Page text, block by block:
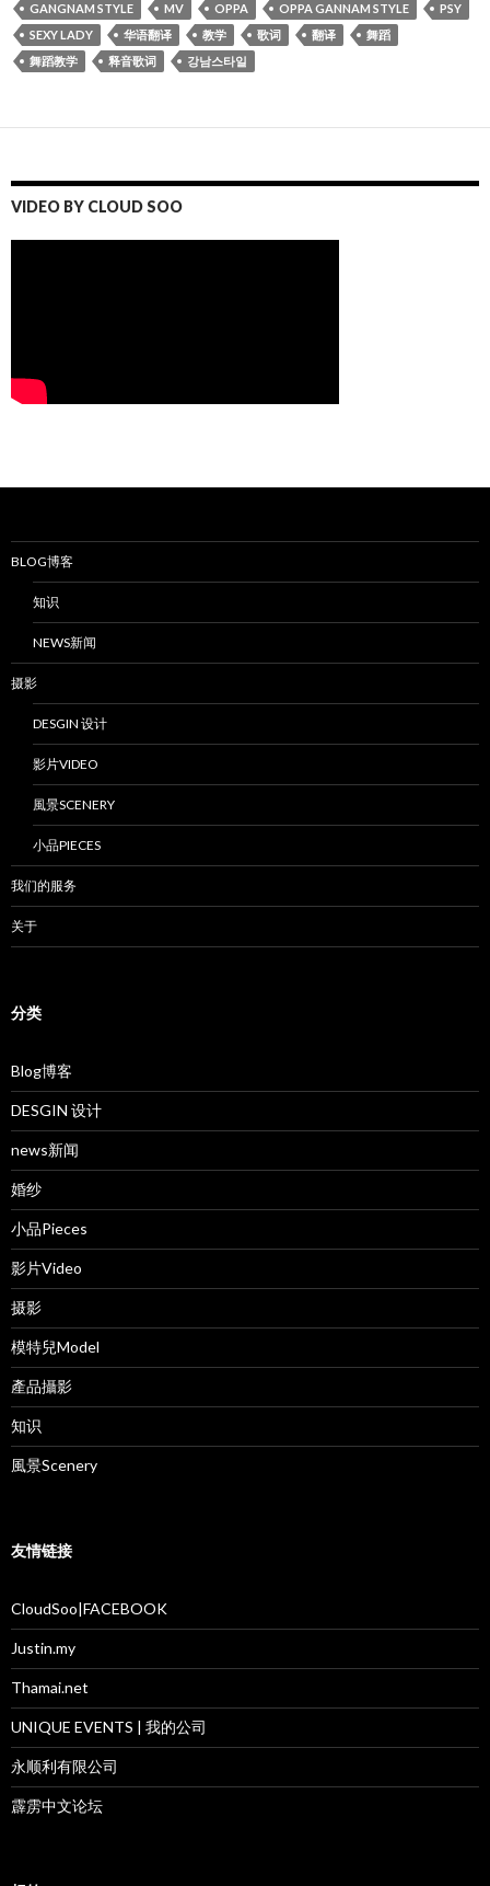
GANGNAM STYLE MV OPPA OPPA GANNAM STYLE
PSY
SEXY LADY
华语翻译 教学 歌词 翻译
舞蹈
舞蹈教学
释音歌词 강남스타일
VIDEO BY CLOUD SOO
BLOG博客
知识
NEWS新闻
摄影
DESGIN 设计
影片VIDEO
風景SCENERY
小品PIECES
我们的服务
关于
分类
Blog博客
DESGIN 设计
news新闻
婚纱
小品Pieces
影片Video
摄影
模特兒Model
產品攝影
知识
風景Scenery
友情链接
CloudSoo|FACEBOOK
Justin.my
Thamai.net
UNIQUE EVENTS | 我的公司
永顺利有限公司
霹雳中文论坛